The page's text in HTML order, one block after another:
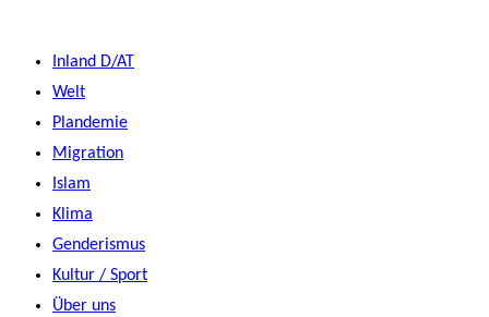
Inland D/AT
Welt
Plandemie
Migration
Islam
Klima
Genderismus
Kultur / Sport
Über uns